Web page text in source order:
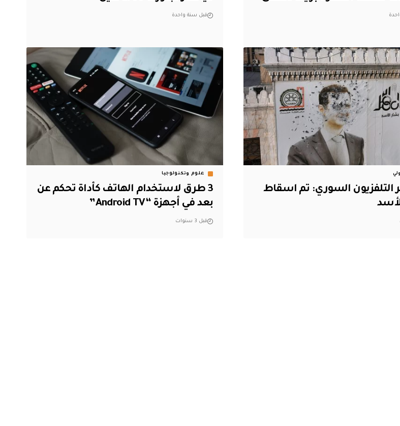
قبل سنة واحدة
التلفزيون السوري: تم اسقاط
علوم وتكنولوجيا
3 طرق لاستخدام الهاتف كأداة تحكم عن
بعد في أجهزة “Android TV”
قبل 3 سنوات